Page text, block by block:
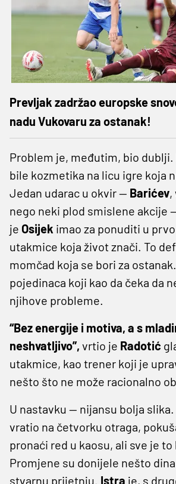
Prevljak zadržao europske
nadu Vukovaru za ostanak!
Problem je, međutim, bio
bile kozmetika na licu igre koja
Jedan udarac u okvir — Barićev
nego neki plod smislene akcije
je Osijek imao za ponuditi u
utakmice koja život znači. To
momčad koja se bori za
pojedinaca koji kao da čeka da
njihove probleme.
“Bez energije i motiva, a s
neshvatljivo”, vrtio je Radotić
utakmice, kao trener koji je
nešto što ne može racionalno
U nastavku — nijansu bolja slika.
vratio na četvorku otraga,
pronaći red u kaosu, ali sve je
Promjene su donijele nešto
stvarnu prijetnju. Istra je, s